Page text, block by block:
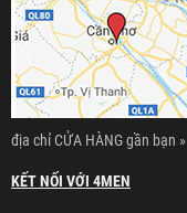
địa chỉ CỬA HÀNG gần bạn »
KẾT NỐI VỚI 4MEN